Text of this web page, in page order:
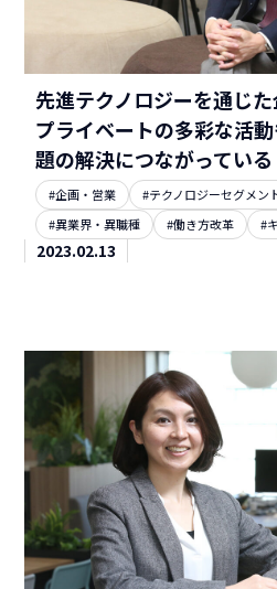
先進テクノロジーを通じた
プライベートの多彩な活
題の解決につながっている
#企画・営業 #テクノロジーセグメン
#異業界・異職種
#働き方改革 #
2023.02.13